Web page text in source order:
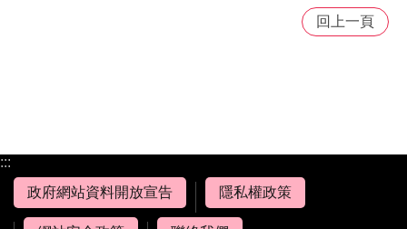
回上一頁
:::
政府網站資料開放宣告
隱私權政策